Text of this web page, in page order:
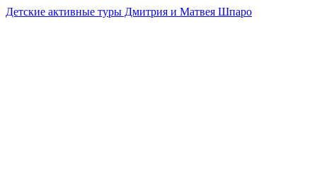
Детские активные туры Дмитрия и Матвея Шпаро